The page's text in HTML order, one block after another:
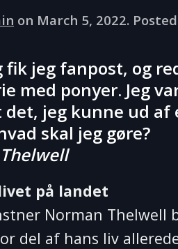
on March 5, 2022.
fik jeg fanpost, og
med ponyer. Jeg
jeg kunne ud af
skal jeg gøre?
på landet
Norman Thelwell
del af hans liv